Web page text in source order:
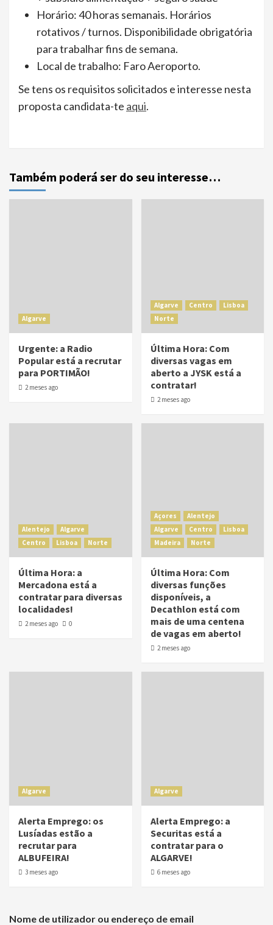
Horário: 40 horas semanais. Horários
rotativos / turnos. Disponibilidade obrigatória
para trabalhar fins de semana.
Local de trabalho: Faro Aeroporto.
Se tens os requisitos solicitados e interesse nesta
proposta candidata-te aqui.
Também poderá ser do seu interesse…
Algarve
Urgente: a Radio
Popular está a recrutar
para PORTIMÃO!
2 meses ago
Algarve Centro
Lisboa
Norte
Última Hora: Com
diversas vagas em
aberto a JYSK está a
contratar!
2 meses ago
Alentejo
Algarve
Centro
Lisboa Norte
Última Hora: a
Mercadona está a
contratar para diversas
localidades!
2 meses ago 0
Açores
Alentejo
Algarve
Centro
Lisboa
Madeira
Norte
Última Hora: Com
diversas funções
disponíveis, a
Decathlon está com
mais de uma centena
de vagas em aberto!
2 meses ago
Algarve
Alerta Emprego: os
Lusíadas estão a
recrutar para
ALBUFEIRA!
3 meses ago
Algarve
Alerta Emprego: a
Securitas está a
contratar para o
ALGARVE!
6 meses ago
Nome de utilizador ou endereço de email